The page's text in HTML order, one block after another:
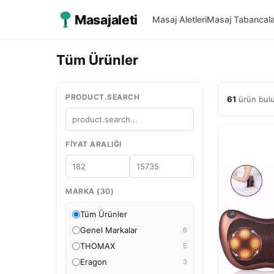
Masajaleti Masaj AletleriMasaj
Tüm Ürünler
PRODUCT.SEARCH
FIYAT ARALIĞI
MARKA (30)
Tüm Ürünler
Genel Markalar
6
THOMAX 5
Eragon 3
61 ürün